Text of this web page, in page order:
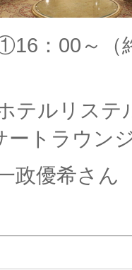
：00～（
リステル
ートラウン
優希さ